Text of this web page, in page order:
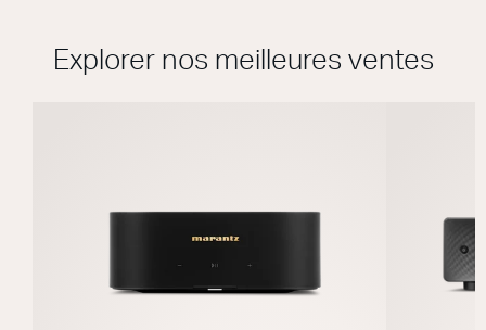
Explorer nos meilleures ventes